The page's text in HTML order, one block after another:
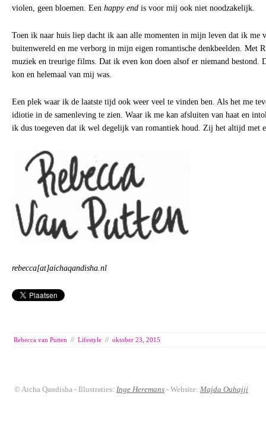
violen, geen bloemen. Een happy end is voor mij ook niet noodzakelijk.
Toen ik naar huis liep dacht ik aan alle momenten in mijn leven dat ik me
buitenwereld en me verborg in mijn eigen romantische denkbeelden. Met
muziek en treurige films. Dat ik even kon doen alsof er niemand bestond.
kon en helemaal van mij was.
Een plek waar ik de laatste tijd ook weer veel te vinden ben. Als het me
idiotie in de samenleving te zien. Waar ik me kan afsluiten van haat en
ik dus toegeven dat ik wel degelijk van romantiek houd. Zij het altijd met
rebecca[at]aichaqandisha.nl
Rebecca van Putten // Lifestyle // oktober 23, 2015
© Aicha Qandisha - Illustraties: Inge Heremans - Website: Majda Ouhajji